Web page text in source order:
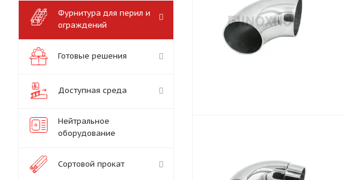
Фурнитура для перил и
ограждений
Готовые решения
Доступная среда
Нейтральное
оборудование
Сортовой прокат